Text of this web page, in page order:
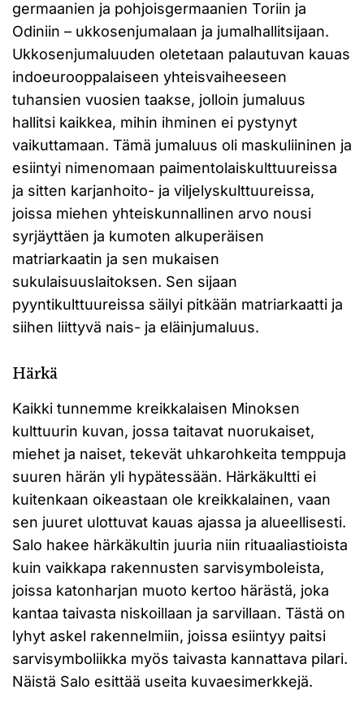
germaanien ja pohjoisgermaanien Toriin ja
Odiniin – ukkosenjumalaan ja jumalhallitsijaan.
Ukkosenjumaluuden oletetaan palautuvan kauas
indoeurooppalaiseen yhteisvaiheeseen
tuhansien vuosien taakse, jolloin jumaluus
hallitsi kaikkea, mihin ihminen ei pystynyt
vaikuttamaan. Tämä jumaluus oli maskuliininen ja
esiintyi nimenomaan paimentolaiskulttuureissa
ja sitten karjanhoito- ja viljelyskulttuureissa,
joissa miehen yhteiskunnallinen arvo nousi
syrjäyttäen ja kumoten alkuperäisen
matriarkaatin ja sen mukaisen
sukulaisuuslaitoksen. Sen sijaan
pyyntikulttuureissa säilyi pitkään matriarkaatti ja
siihen liittyvä nais- ja eläinjumaluus.
Härkä
Kaikki tunnemme kreikkalaisen Minoksen
kulttuurin kuvan, jossa taitavat nuorukaiset,
miehet ja naiset, tekevät uhkarohkeita temppuja
suuren härän yli hypätessään. Härkäkultti ei
kuitenkaan oikeastaan ole kreikkalainen, vaan
sen juuret ulottuvat kauas ajassa ja alueellisesti.
Salo hakee härkäkultin juuria niin rituaaliastioista
kuin vaikkapa rakennusten sarvisymboleista,
joissa katonharjan muoto kertoo härästä, joka
kantaa taivasta niskoillaan ja sarvillaan. Tästä on
lyhyt askel rakennelmiin, joissa esiintyy paitsi
sarvisymboliikka myös taivasta kannattava pilari.
Näistä Salo esittää useita kuvaesimerkkejä.